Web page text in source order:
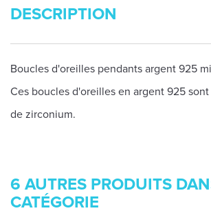
DESCRIPTION
Boucles d'oreilles pendants argent 925
Ces boucles d'oreilles en argent 925
de zirconium.
6 AUTRES PRODUITS
CATÉGORIE